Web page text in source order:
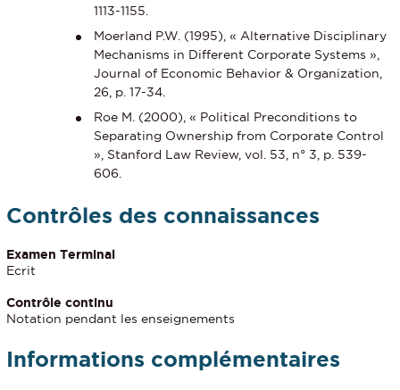
1113-1155.
Moerland P.W. (1995), « Alternative Disciplinary
Mechanisms in Different Corporate Systems »,
Journal of Economic Behavior & Organization,
26, p. 17-34.
Roe M. (2000), « Political Preconditions to
Separating Ownership from Corporate Control
», Stanford Law Review, vol. 53, n° 3, p. 539-
606.
Contrôles des connaissances
Examen Terminal
Ecrit
Contrôle continu
Notation pendant les enseignements
Informations complémentaires